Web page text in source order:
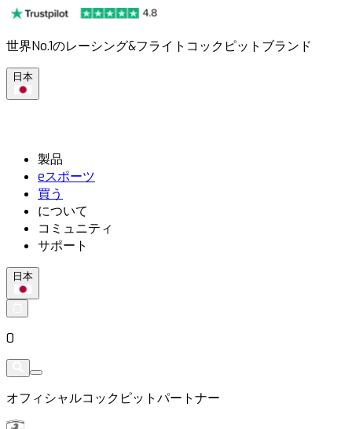
世界No.1のレーシング&フライトコックピットブランド
日本
製品
eスポーツ
買う
について
コミュニティ
サポート
日本
0
オフィシャルコックピットパートナー